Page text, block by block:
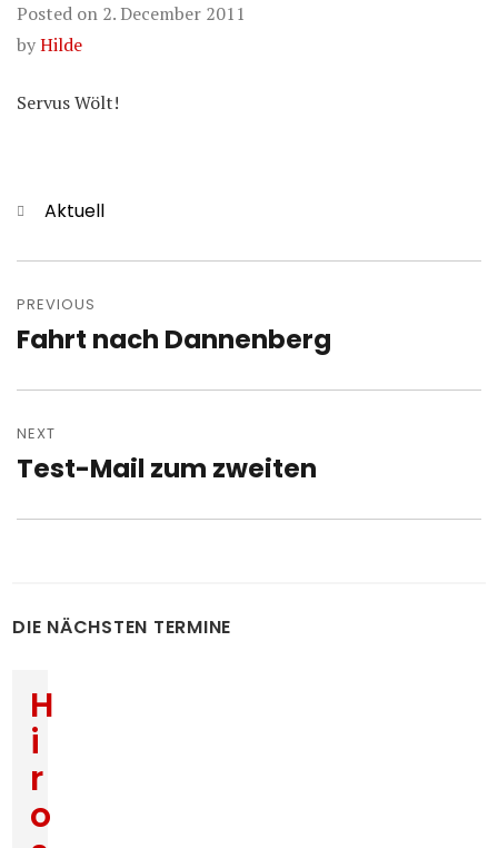
Posted on 2. December 2011
byHilde
Servus Wölt!
Categories
Aktuell
navigation
PREVIOUS
Previous
Fahrt nach Dannenberg
NEXT
Next
Test-Mail zum zweiten
DIE NÄCHSTEN TERMINE
H
i
r
o